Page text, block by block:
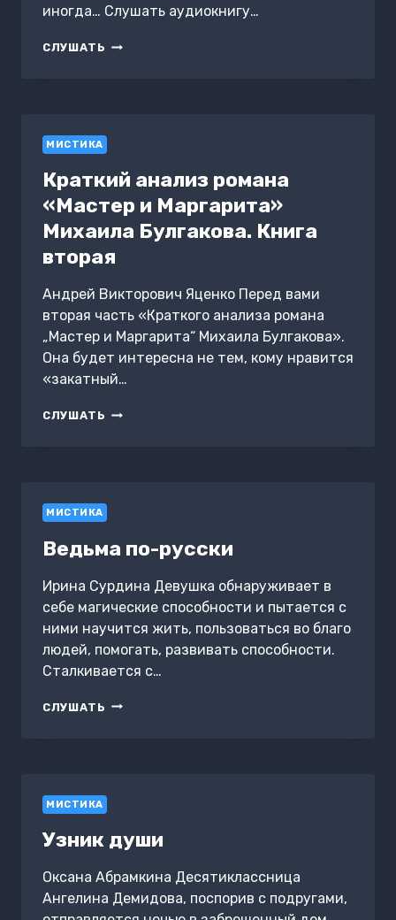
иногда… Слушать аудиокнигу…
СЛУШАТЬ ЛЮТИКИ
МИСТИКА
Краткий анализ романа
«Мастер и Маргарита»
Михаила Булгакова. Книга
вторая
Андрей Викторович Яценко Перед вами
вторая часть «Краткого анализа романа
„Мастер и Маргарита“ Михаила Булгакова».
Она будет интересна не тем, кому нравится
«закатный…
СЛУШАТЬ КРАТКИЙ
КНИГА
МИСТИКА
Ведьма по-русски
Ирина Сурдина Девушка обнаруживает в
себе магические способности и пытается с
ними научится жить, пользоваться во благо
людей, помогать, развивать способности.
Сталкивается с…
СЛУШАТЬ ВЕДЬМА
МИСТИКА
Узник души
Оксана Абрамкина Десятиклассница
Ангелина Демидова, поспорив с подругами,